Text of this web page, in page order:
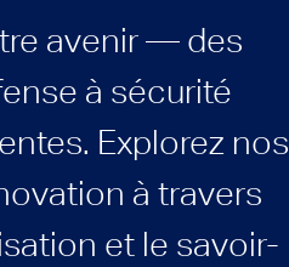
avenir — des
à sécurité
Explorez nos
à travers
et le savoir-